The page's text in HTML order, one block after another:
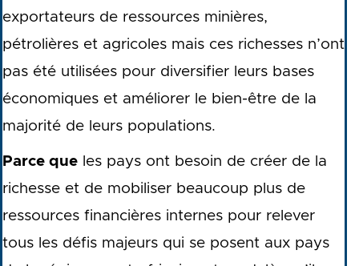
exportateurs de ressources minières,
pétrolières et agricoles mais ces richesses n’ont
pas été utilisées pour diversifier leurs bases
économiques et améliorer le bien-être de la
majorité de leurs populations.
Parce que les pays ont besoin de créer de la
richesse et de mobiliser beaucoup plus de
ressources financières internes pour relever
tous les défis majeurs qui se posent aux pays